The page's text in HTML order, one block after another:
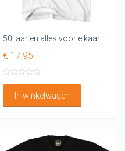
€ 17,95
In winkelwagen